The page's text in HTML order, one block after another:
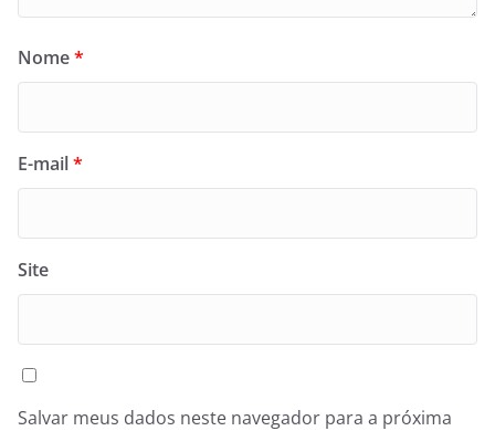
Nome*
E-mail*
Site
Salvar meus dados neste navegador para a próxima